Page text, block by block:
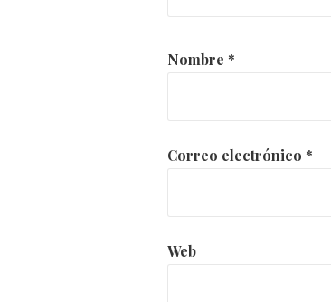
Nombre *
Correo electrónico *
Web